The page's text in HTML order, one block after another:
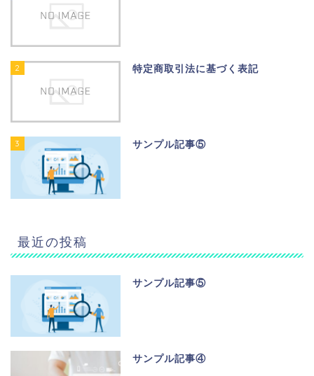
2 特定商取引法に基づく表記
3 サンプル記事⑤
最近の投稿
サンプル記事⑤
サンプル記事④